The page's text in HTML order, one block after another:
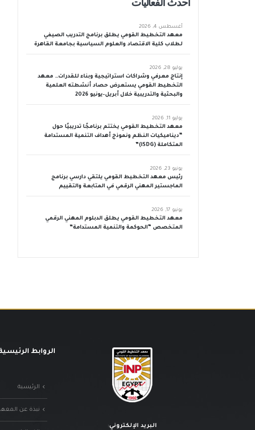
معهد التخطيط القومي يطلق برنامج التدريب الصيفي
لطلاب كلية الاقتصاد والعلوم السياسية بجامعة القاهرة
أغسطس 4, 2026
إنتاج معرفي وشراكات استراتيجية وبناء للقدرات… معهد
التخطيط القومي يستعرض حصاد أنشطته العلمية
والبحثية والتدريبية خلال أبريل–يونيو 2026
يوليو 28, 2026
معهد التخطيط القومي يختتم برنامجًا تدريبيًا حول
“ديناميكيات النظم ونموذج أهداف التنمية المستدامة
المتكاملة (iSDG)”
يوليو 11, 2026
رئيس معهد التخطيط القومي يلتقي دارسي برنامج
الماجستير المهني الرقمي في المتابعة والتقييم
يونيو 23, 2026
معهد التخطيط القومي يطلق الدبلوم المهني الرقمي
المتخصص “الحوكمة والتنمية المستدامة”
يونيو 17, 2026
البريد الإلكتروني:
الروابط
الرئيسية
نبذة عن